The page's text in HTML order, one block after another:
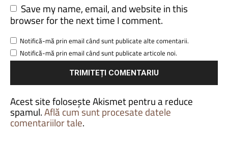
Save my name, email, and website in this
browser for the next time I comment.
Notifică-mă prin email când sunt publicate alte comentarii.
Notifică-mă prin email când sunt publicate articole noi.
Acest site folosește Akismet pentru a reduce
spamul.Află cum sunt procesate datele
comentariilor tale.